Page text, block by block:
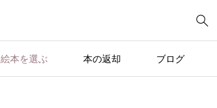

絵本を選ぶ 本の返却 ブログ